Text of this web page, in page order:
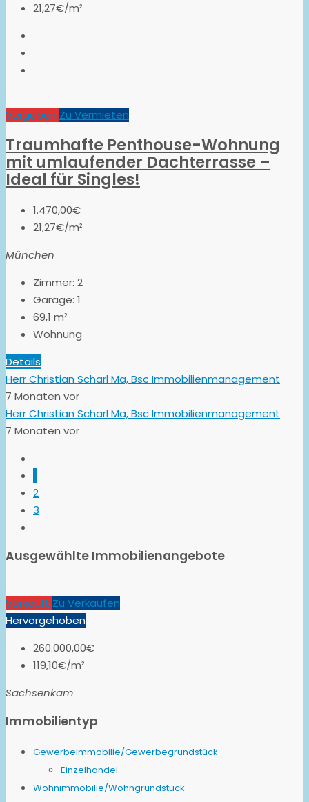
21,27€/m²
Vergeben Zu Vermieten
Traumhafte Penthouse-Wohnung
mit umlaufender Dachterrasse –
Ideal für Singles!
1.470,00€
21,27€/m²
München
Zimmer: 2
Garage: 1
69,1 m²
Wohnung
Details
Herr Christian Scharl Ma, Bsc Immobilienmanagement
7 Monaten vor
Herr Christian Scharl Ma, Bsc Immobilienmanagement
7 Monaten vor
2
3
Ausgewählte Immobilienangebote
Verkauft Zu Verkaufen
Hervorgehoben
260.000,00€
119,10€/m²
Sachsenkam
Immobilientyp
Gewerbeimmobilie/Gewerbegrundstück
Einzelhandel
Wohnimmobilie/Wohngrundstück